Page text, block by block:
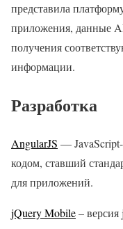
представила
приложения, данные
получения
информации.
Разработка
AngularJS —
кодом, ставший
для приложений.
jQuery Mobile– версия